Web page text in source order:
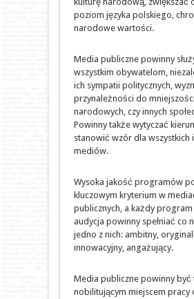
poziom języka polskiego,
narodowe wartości.
Media publiczne powinny
wszystkim obywatelom,
ich sympatii politycznych,
przynależności do mniejszości
narodowych, czy innych
Powinny także wytyczać
stanowić wzór dla wszystkich
mediów.
Wysoka jakość programów
kluczowym kryterium w
publicznych, a każdy program
audycja powinny spełniać co
jedno z nich: ambitny,
innowacyjny, angażujący.
Media publiczne powinny być
nobilitującym miejscem pracy